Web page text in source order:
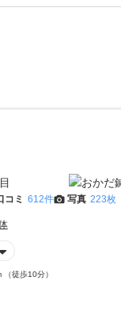
コミ 612件 写真 223枚
徒歩10分）